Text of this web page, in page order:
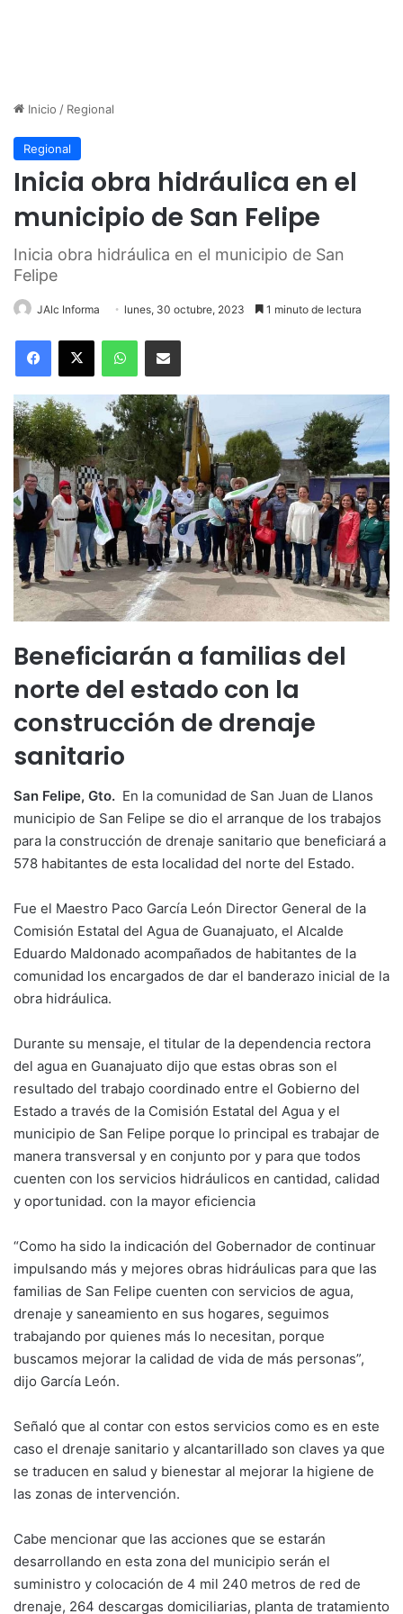
Inicio / Regional
Regional
Inicia obra hidráulica en el
municipio de San Felipe
Inicia obra hidráulica en el municipio de San
Felipe
JAlc Informa lunes, 30 octubre, 2023 1 minuto de lectura
Beneficiarán a familias del
norte del estado con la
construcción de drenaje
sanitario
San Felipe, Gto. En la comunidad de San Juan de Llanos
municipio de San Felipe se dio el arranque de los trabajos
para la construcción de drenaje sanitario que beneficiará a
578 habitantes de esta localidad del norte del Estado.
Fue el Maestro Paco García León Director General de la
Comisión Estatal del Agua de Guanajuato, el Alcalde
Eduardo Maldonado acompañados de habitantes de la
comunidad los encargados de dar el banderazo inicial de la
obra hidráulica.
Durante su mensaje, el titular de la dependencia rectora
del agua en Guanajuato dijo que estas obras son el
resultado del trabajo coordinado entre el Gobierno del
Estado a través de la Comisión Estatal del Agua y el
municipio de San Felipe porque lo principal es trabajar de
manera transversal y en conjunto por y para que todos
cuenten con los servicios hidráulicos en cantidad, calidad
y oportunidad. con la mayor eficiencia
“Como ha sido la indicación del Gobernador de continuar
impulsando más y mejores obras hidráulicas para que las
familias de San Felipe cuenten con servicios de agua,
drenaje y saneamiento en sus hogares, seguimos
trabajando por quienes más lo necesitan, porque
buscamos mejorar la calidad de vida de más personas”,
dijo García León.
Señaló que al contar con estos servicios como es en este
caso el drenaje sanitario y alcantarillado son claves ya que
se traducen en salud y bienestar al mejorar la higiene de
las zonas de intervención.
Cabe mencionar que las acciones que se estarán
desarrollando en esta zona del municipio serán el
suministro y colocación de 4 mil 240 metros de red de
drenaje, 264 descargas domiciliarias, planta de tratamiento